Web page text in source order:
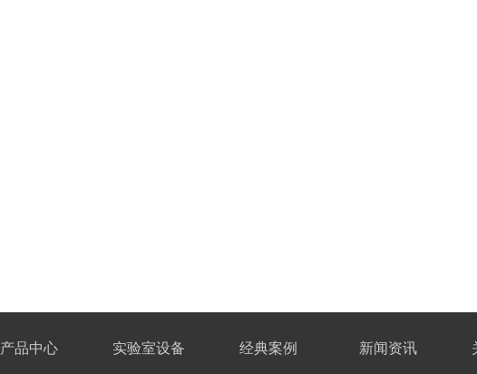
产品中心 实验室设备 经典案例 新闻资讯